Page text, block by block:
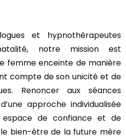
et hypnothérapeutes
notre mission est
femme enceinte de manière
compte de son unicité et de
Renoncer aux séances
approche individualisée
de confiance et de
bien-être de la future mère